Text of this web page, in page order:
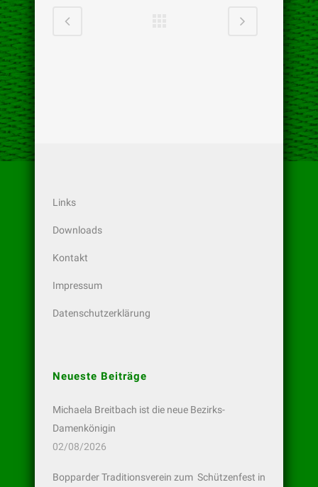
Links
Downloads
Kontakt
Impressum
Datenschutzerklärung
Neueste Beiträge
Michaela Breitbach ist die neue Bezirks-
Damenkönigin
02/08/2026
Bopparder Traditionsverein zum Schützenfest in